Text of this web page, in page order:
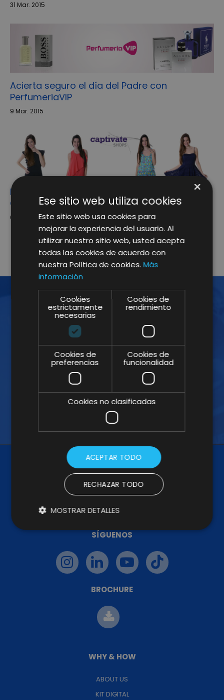
31 Mar. 2015
Acierta seguro el día del Padre con
PerfumeriaVIP
9 Mar. 2015
Nueva Colección Primavera/Verano de
Captivate Shops
6 Mar. 2015
2 …
¡ÚNETE A LA NEWSLETTER!
Suscríbete a nuestra Newsletter y no te
pierdas nuestros insights
SÍGUENOS
BROCHURE
WHY & HOW
ABOUT US
KIT DIGITAL
×
Ese sitio web utiliza cookies
Este sitio web usa cookies para
mejorar la experiencia del usuario. Al
utilizar nuestro sitio web, usted acepta
todas las cookies de acuerdo con
nuestra Política de cookies.Más
información
Cookies
estrictamente
necesarias
Cookies de
rendimiento
Cookies de
preferencias
Cookies de
funcionalidad
Cookies no clasificadas
ACEPTAR TODO
RECHAZAR TODO
MOSTRAR DETALLES